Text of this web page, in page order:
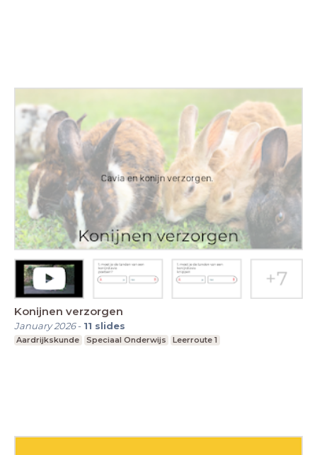
Konijnen verzorgen
January 2026- 11 slides
Aardrijkskunde Speciaal Onderwijs Leerroute 1